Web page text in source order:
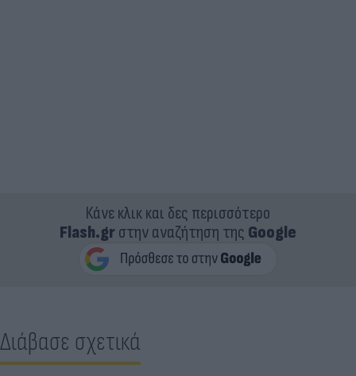
Κάνε κλικ και δες περισσότερο
Flash.grστην αναζήτηση της Google
Διάβασε σχετικά